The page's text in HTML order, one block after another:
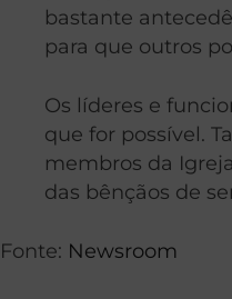
bastante
para que outros
Os líderes e
que for possível.
membros da
das bênçãos de
Fonte: Newsroom